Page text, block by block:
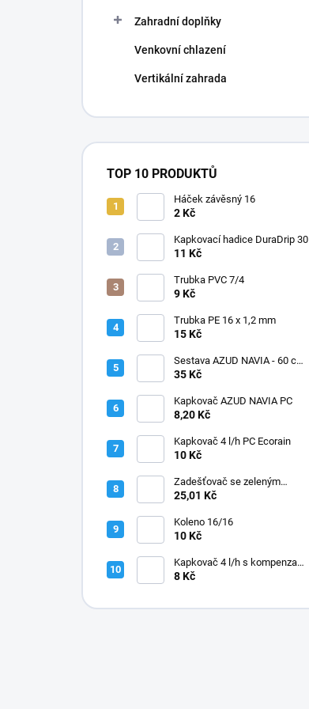
Zahradní doplňky
Venkovní chlazení
Vertikální zahrada
TOP 10 PRODUKTŮ
Háček závěsný 16
2 Kč
Kapkovací hadice DuraDrip 30
11 Kč
Trubka PVC 7/4
9 Kč
Trubka PE 16 x 1,2 mm
15 Kč
Sestava AZUD NAVIA - 60 cm,
jehly zahnuté
35 Kč
Kapkovač AZUD NAVIA PC
8,20 Kč
Kapkovač 4 l/h PC Ecorain
10 Kč
Zadešťovač se zeleným
rotorem a žlutou tryskou
25,01 Kč
Koleno 16/16
10 Kč
Kapkovač 4 l/h s kompenzací
tlaku
8 Kč